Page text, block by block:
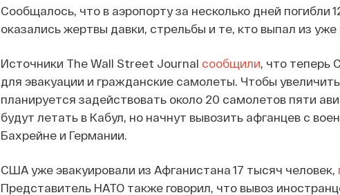
Сообщалось, что в аэропорту за несколько дней погибли
оказались жертвы давки, стрельбы и те, кто выпал из
Источники The Wall Street Journal сообщили, что теперь
для эвакуации и гражданские самолеты. Чтобы
планируется задействовать около 20 самолетов пяти
будут летать в Кабул, но начнут вывозить афганцев с
Бахрейне и Германии.
США уже эвакуировали из Афганистана 17 тысяч человек,
Представитель НАТО также говорил, что вывоз